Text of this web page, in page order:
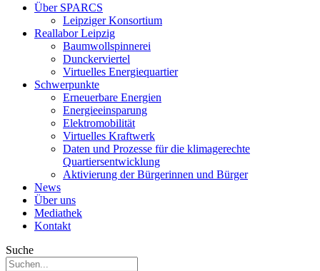
Über SPARCS
Leipziger Konsortium
Reallabor Leipzig
Baumwollspinnerei
Dunckerviertel
Virtuelles Energiequartier
Schwerpunkte
Erneuerbare Energien
Energieeinsparung
Elektromobilität
Virtuelles Kraftwerk
Daten und Prozesse für die klimagerechte
Quartiersentwicklung
Aktivierung der Bürgerinnen und Bürger
News
Über uns
Mediathek
Kontakt
Suche